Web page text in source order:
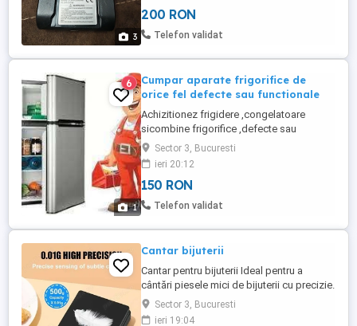
3
transportului in avans !!
200 RON
Telefon validat
1
6
Cumpar aparate frigorifice de
orice fel defecte sau functionale
Achizitionez frigidere ,congelatoare
sicombine frigorifice ,defecte sau
functionale la preturi decente
Sector 3, Bucuresti
ieri 20:12
150 RON
Telefon validat
Cantar bijuterii
Cantar pentru bijuterii Ideal pentru a
cântări piesele mici de bijuterii cu precizie.
Compact și ușor de folosit. Produsul este
nou, in cutie. Se poate achizitiona din
Sector 3, Bucuresti
ieri 19:04